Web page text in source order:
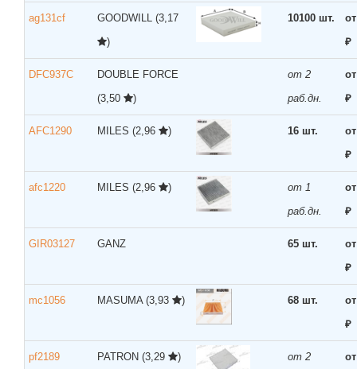
ag131cf GOODWILL (3,17
)
10100 шт.
₽
DFC937C
DOUBLE FORCE
(3,50
)
от 2
раб.дн.
₽
AFC1290 MILES (2,96 ) 16 шт.
₽
afc1220 MILES (2,96 )
от 1
раб.дн.
₽
GIR03127 GANZ 65 шт.
₽
mc1056 MASUMA (3,93 ) 68 шт.
₽
pf2189 PATRON (3,29 )
от 2